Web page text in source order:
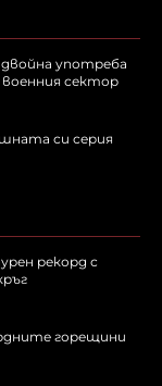
употреба
сектор
си серия
рекорд с
горещини